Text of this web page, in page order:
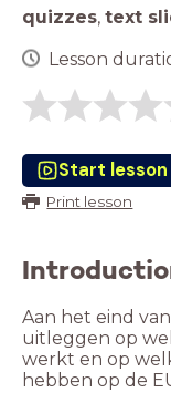
quizzes, text
Lesson
Start lesson
Print lesson
Aan het eind
uitleggen op
werkt en op
hebben op de